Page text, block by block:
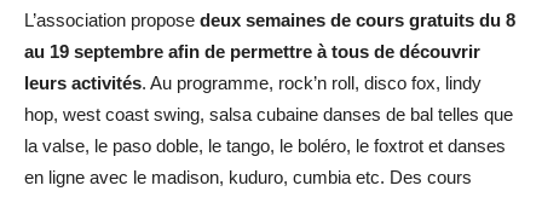
L’association propose deux semaines de cours gratuits du 8
au 19 septembre afin de permettre à tous de découvrir
leurs activités. Au programme, rock’n roll, disco fox, lindy
hop, west coast swing, salsa cubaine danses de bal telles que
la valse, le paso doble, le tango, le boléro, le foxtrot et danses
en ligne avec le madison, kuduro, cumbia etc. Des cours